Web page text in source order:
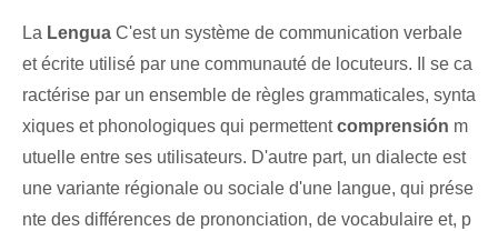
La Lengua C'est un système de communication verbale
et écrite utilisé par une communauté de locuteurs. Il se ca
ractérise par un ensemble de règles grammaticales, synta
xiques et phonologiques qui permettentcomprensión m
utuelle ‍entre ses ‌utilisateurs. D'autre part, un dialecte est
une variante régionale ou sociale d'une langue, qui prése
nte des différences de prononciation, de vocabulaire et, p